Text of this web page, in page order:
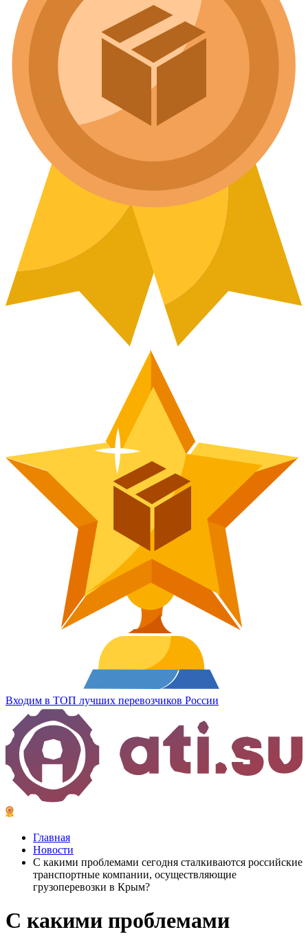
Входим в ТОП лучших перевозчиков России
Главная
Новости
С какими проблемами сегодня сталкиваются российские
транспортные компании, осуществляющие
грузоперевозки в Крым?
С какими проблемами